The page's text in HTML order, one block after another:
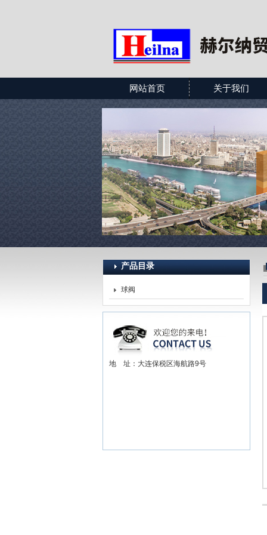
赫尔纳贸易（大连）有限公司
网站首页 关于我们
产品目录
球阀
地 址：大连保税区海航路9号